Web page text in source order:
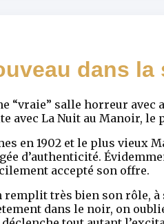
dans
“vraie” salle horreur avec
avec La Nuit au Manoir,
en 1902 et le plus vieux
d’authenticité.
accepté son offre.
remplit très bien son rôle,
dans le noir, on